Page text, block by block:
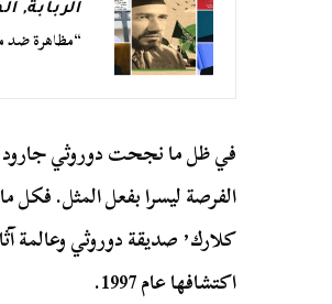
الربابة,
“مظاهرة ضد
في ظل ما نجحت دوروثي جارود
الفرصة ليسرا بفعل المثل. فكل
اكتشافها عام 1997.